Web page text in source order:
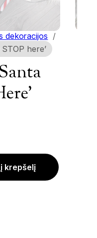
dekoracijos /
here’
here' kiekis
krepšelį